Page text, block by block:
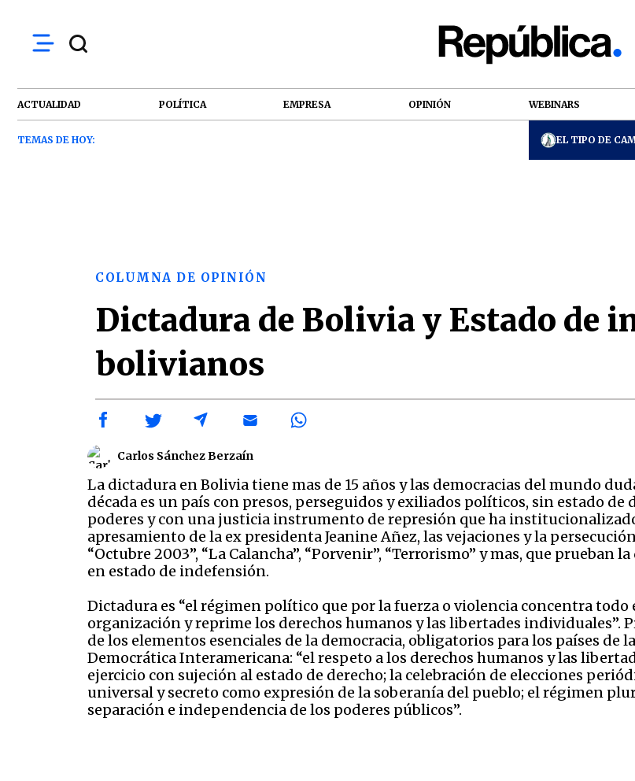
ACTUALIDAD POLÍTICA EMPRESA OPINIÓN WEBINARS
TEMAS DE HOY: EL TIPO DE
COLUMNA DE OPINIÓN
Dictadura de Bolivia y Estado de
bolivianos
Carlos Sánchez Berzaín
La dictadura en Bolivia tiene mas de 15 años y las democracias del mundo
década es un país con presos, perseguidos y exiliados políticos, sin estado
poderes y con una justicia instrumento de represión que ha
apresamiento de la ex presidenta Jeanine Añez, las vejaciones y la
“Octubre 2003”, “La Calancha”, “Porvenir”, “Terrorismo” y mas, que
en estado de indefensión.
Dictadura es “el régimen político que por la fuerza o violencia concentra
organización y reprime los derechos humanos y las libertades individuales”.
de los elementos esenciales de la democracia, obligatorios para los países de
Democrática Interamericana: “el respeto a los derechos humanos y las
ejercicio con sujeción al estado de derecho; la celebración de elecciones
universal y secreto como expresión de la soberanía del pueblo; el régimen
separación e independencia de los poderes públicos”.